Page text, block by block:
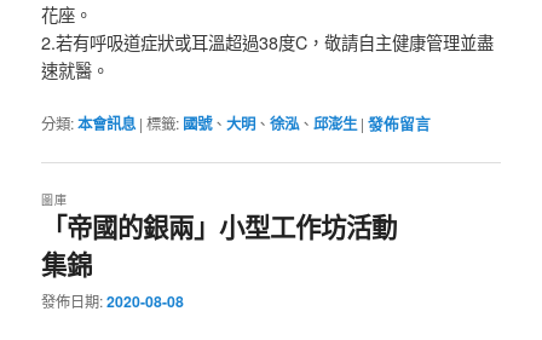
花座。
2.若有呼吸道症狀或耳溫超過38度C，敬請自主健康管理並盡
速就醫。
分類:本會訊息 |標籤: 國號、大明 、徐泓、邱澎生 |發佈留言
「帝國的銀兩」小型工作坊活動
集錦
圖庫
發佈日期:2020-08-08